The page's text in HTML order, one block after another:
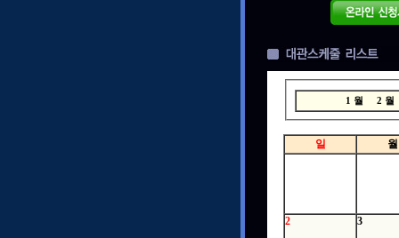
1 월 2
일 월
2 3